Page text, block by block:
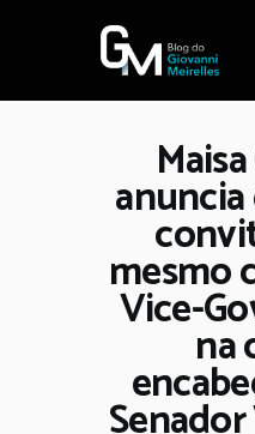
mesmo
Vice-
na
INÍCIO
POLÍTICA
COTIDIANO
OPINIÃO
PODER